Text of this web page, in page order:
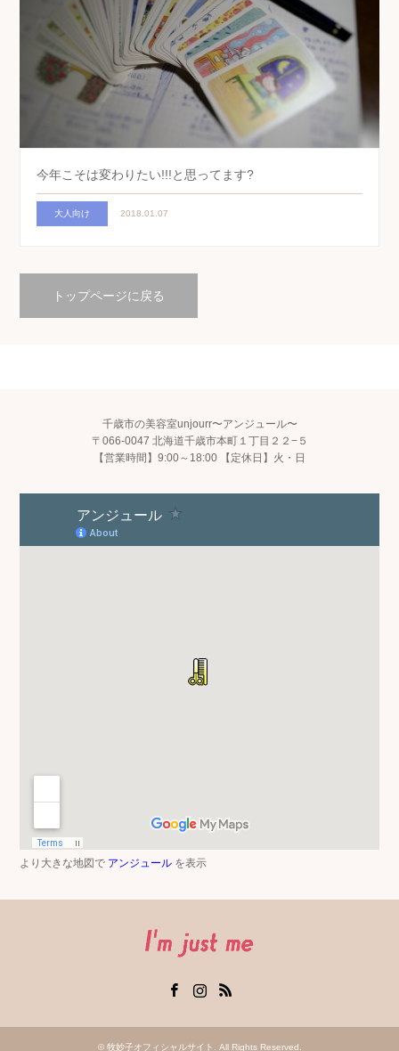
今年こそは変わりたい!!!と思ってます?
大人向け 2018.01.07
トップページに戻る
千歳市の美容室unjourr〜アンジュール〜
〒066-0047 北海道千歳市本町１丁目２２−５
【営業時間】9:00～18:00 【定休日】火・日
より大きな地図で アンジュール を表示
© 牧妙子オフィシャルサイト . All Rights Reserved.